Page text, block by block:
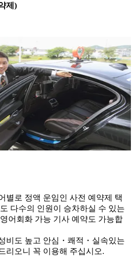
제)
별로 정액 운임인 사전 예약제 택
다수의 인원이 승차하실 수 있는
어회화 가능 기사 예약도 가능합
비도 높고 안심・쾌적・실속있는
리오니 꼭 이용해 주십시오.